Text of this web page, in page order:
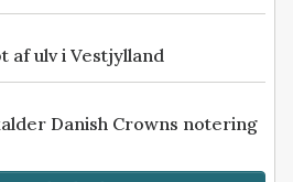
af ulv i Vestjylland
Danish Crowns notering